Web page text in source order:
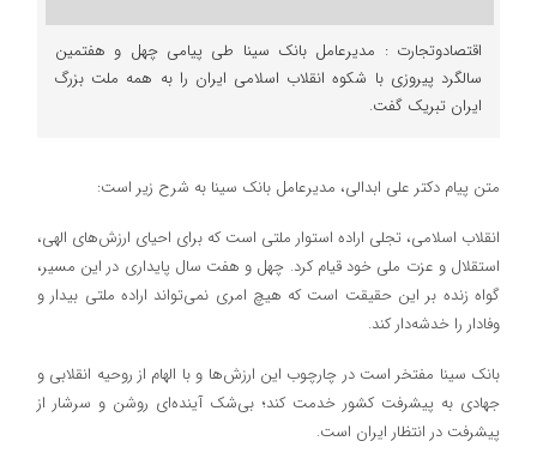
اقتصادوتجارت : مدیرعامل بانک سینا طی پیامی چهل و هفتمین
سالگرد پیروزی با شکوه انقلاب اسلامی ایران را به همه ملت بزرگ
ایران تبریک گفت.
متن پیام دکتر علی ابدالی، مدیرعامل بانک سینا به شرح زیر است:
انقلاب اسلامی، تجلی اراده استوار ملتی است که برای احیای ارزش‌های الهی،
استقلال و عزت ملی خود قیام کرد. چهل و هفت سال پایداری در این مسیر،
گواه زنده بر این حقیقت است که هیچ امری نمی‌تواند اراده ملتی بیدار و
وفادار را خدشه‌دار کند.
بانک سینا مفتخر است در چارچوب این ارزش‌ها و با الهام از روحیه انقلابی و
جهادی به پیشرفت کشور خدمت کند؛ بی‌شک آینده‌ای روشن و سرشار از
پیشرفت در انتظار ایران است.